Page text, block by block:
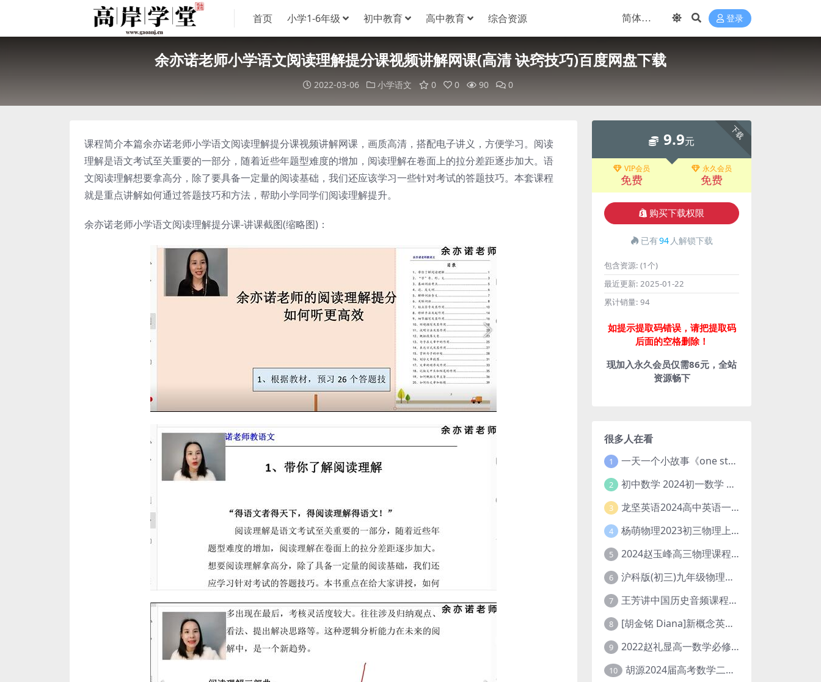
首页 小学1-6年级 初中教育 高中教育 综合资源 登录
余亦诺老师小学语文阅读理解提分课视频讲解网课(高清 诀窍技巧)百度网盘下载
2022-03-06 小学语文 0 0 90 0
课程简介本篇余亦诺老师小学语文阅读理解提分课视频讲解网课，画质高清，搭配电子讲义，方便学习。阅读
理解是语文考试至关重要的一部分，随着近些年题型难度的增加，阅读理解在卷面上的拉分差距逐步加大。语
文阅读理解想要拿高分，除了要具备一定量的阅读基础，我们还应该学习一些针对考试的答题技巧。本套课程
就是重点讲解如何通过答题技巧和方法，帮助小学同学们阅读理解提升。
余亦诺老师小学语文阅读理解提分课-讲课截图(缩略图)：
下载
9.9元
VIP会员
免费
永久会员
免费
购买下载权限
已有94 人解锁下载
包含资源: (1个)
最近更新: 2025-01-22
累计销量: 94
如提示提取码错误，请把提取码
后面的空格删除！
现加入永久会员仅需86元，全站
资源畅下
很多人在看
1 一天一个小故事《one story a day》初中版 百度网盘分享下载
2 初中数学 2024初一数学 朱韬数学 S班春季下 A+班春季下 百度云网盘
3 龙坚英语2024高中英语一轮系统班(全国卷+北京卷)
4 杨萌物理2023初三物理上秋季A+班(视频+讲义) 百度网盘分享
5 2024赵玉峰高三物理课程24年高考物理一轮复习网课教程
6 沪科版(初三)九年级物理全一册网课教学视频全集(录播版 杜春雨 66讲)
7 王芳讲中国历史音频课程全集(上下五千年)
8 [胡金铭 Diana]新概念英语第1册教学视频课程(全集 百度网盘下载)
9 2022赵礼显高一数学必修一课程视频资源(秋季班 含讲义)百度网盘云
10 胡源2024届高考数学二轮寒假春季精讲 百度网盘分享